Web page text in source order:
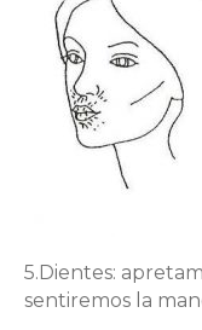
5.Dientes:
sentiremos la